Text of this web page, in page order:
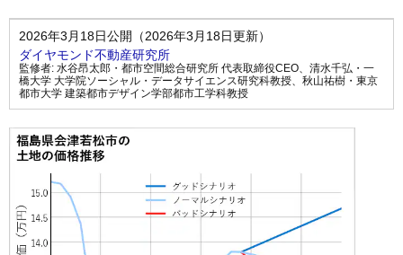
2026年3月18日公開（2026年3月18日更新）
ダイヤモンド不動産研究所
監修者: 水谷昂太郎・都市空間総合研究所 代表取締役CEO、 清水千弘・一
橋大学 大学院ソーシャル・データサイエンス研究科教授、 秋山祐樹・東京
都市大学 建築都市デザイン学部都市工学科教授